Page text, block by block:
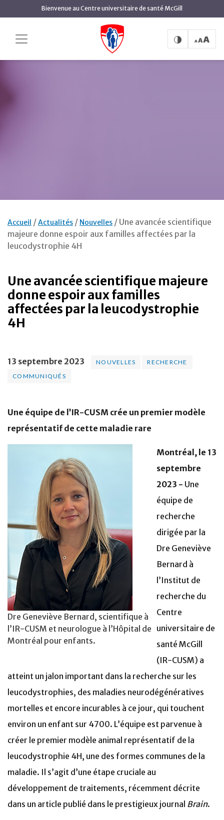
Aller
au
contenu
principal
Bienvenue au Centre universitaire de santé McGill
Accueil Actualités Nouvelles
Une avancée scientifique
majeure donne espoir aux familles affectées par la
leucodystrophie 4H
Une avancée scientifique majeure
donne espoir aux familles
affectées par la leucodystrophie
4H
13 septembre 2023 NOUVELLES
RECHERCHE
COMMUNIQUÉS
Une équipe de l’IR-CUSM crée un premier modèle
représentatif de cette maladie rare
Dre Geneviève Bernard, scientifique à
l’IR-CUSM et neurologue à l’Hôpital de
Montréal pour enfants.
Montréal, le 13
septembre
2023 - Une
équipe de
recherche
dirigée par la
Dre Geneviève
Bernard à
l’Institut de
recherche du
Centre
universitaire de
santé McGill
(IR-CUSM) a
atteint un jalon important dans la recherche sur les
leucodystrophies, des maladies neurodégénératives
mortelles et encore incurables à ce jour, qui touchent
environ un enfant sur 4700. L’équipe est parvenue à
créer le premier modèle animal représentatif de la
leucodystrophie 4H, une des formes communes de la
maladie. Il s’agit d’une étape cruciale au
développement de traitements, récemment décrite
dans un article publié dans le prestigieux journal Brain.